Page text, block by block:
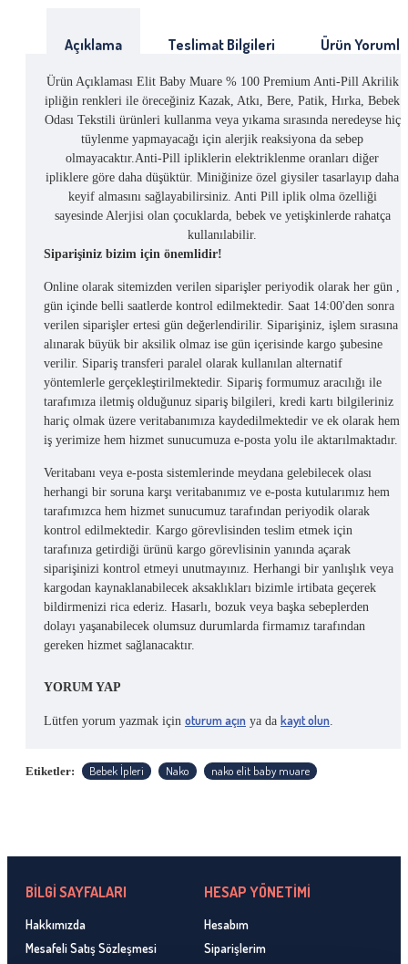
Açıklama Teslimat Bilgileri Ürün
Ürün Açıklaması Elit Baby Muare % 100 Premium Anti-Pill Akrilik
ipliğin renkleri ile öreceğiniz Kazak, Atkı, Bere, Patik, Hırka, Bebek
Odası Tekstili ürünleri kullanma veya yıkama sırasında neredeyse hiç
tüylenme yapmayacağı için alerjik reaksiyona da sebep
olmayacaktır.Anti-Pill ipliklerin elektriklenme oranları diğer
ipliklere göre daha düşüktür. Miniğinize özel giysiler tasarlayıp daha
keyif almasını sağlayabilirsiniz. Anti Pill iplik olma özelliği
sayesinde Alerjisi olan çocuklarda, bebek ve yetişkinlerde rahatça
kullanılabilir.
Siparişiniz bizim için önemlidir!
Online olarak sitemizden verilen siparişler periyodik olarak her gün ,
gün içinde belli saatlerde kontrol edilmektedir. Saat 14:00'den sonra
verilen siparişler ertesi gün değerlendirilir. Siparişiniz, işlem sırasına
alınarak büyük bir aksilik olmaz ise gün içerisinde kargo şubesine
verilir. Sipariş transferi paralel olarak kullanılan alternatif
yöntemlerle gerçekleştirilmektedir. Sipariş formumuz aracılığı ile
tarafımıza iletmiş olduğunuz sipariş bilgileri, kredi kartı bilgileriniz
hariç olmak üzere veritabanımıza kaydedilmektedir ve ek olarak hem
iş yerimize hem hizmet sunucumuza e-posta yolu ile aktarılmaktadır.
Veritabanı veya e-posta sistemlerinde meydana gelebilecek olası
herhangi bir soruna karşı veritabanımız ve e-posta kutularımız hem
tarafımızca hem hizmet sunucumuz tarafından periyodik olarak
kontrol edilmektedir. Kargo görevlisinden teslim etmek için
tarafınıza getirdiği ürünü kargo görevlisinin yanında açarak
siparişinizi kontrol etmeyi unutmayınız. Herhangi bir yanlışlık veya
kargodan kaynaklanabilecek aksaklıkları bizimle irtibata geçerek
bildirmenizi rica ederiz. Hasarlı, bozuk veya başka sebeplerden
dolayı yaşanabilecek olumsuz durumlarda firmamız tarafından
gereken hizmet sağlanacaktır.
YORUM YAP
Lütfen yorum yazmak için oturum açın ya da kayıt olun.
Etiketler: Bebek İpleri Nako nako elit baby muare
BİLGİ SAYFALARI
Hakkımızda
Mesafeli Satış Sözleşmesi
HESAP YÖNETİMİ
Hesabım
Siparişlerim